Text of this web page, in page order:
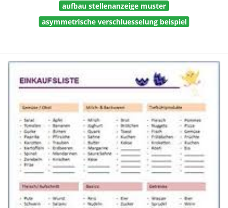
aufbau stellenanzeige muster
asymmetrische verschluesselung beispiel